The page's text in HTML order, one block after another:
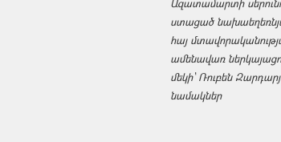
Ազատամարտի
ստացած
հայ
ամենավառ
մեկի՝ Ռուբեն
նամակներ